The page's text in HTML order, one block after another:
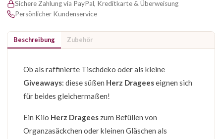
Sichere Zahlung via PayPal, Kreditkarte & Überweisung
Persönlicher Kundenservice
Beschreibung Zubehör
Ob als raffinierte Tischdeko oder als kleine
Giveaways: diese süßen Herz Drageeseignen sich
für beides gleichermaßen!
Ein Kilo Herz Dragees zum Befüllen von
Organzasäckchen oder kleinen Gläschen als